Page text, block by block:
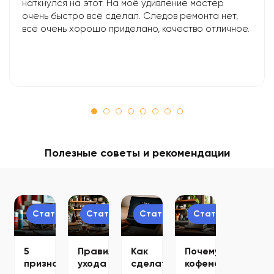
наткнулся на этот. На моё удивление мастер
очень быстро всё сделал. Следов ремонта нет,
всё очень хорошо приделано, качество отличное.
Полезные советы и рекомендации
Статьи
5
признаков,
Статьи
Правила
ухода
Статьи
Как
сделать
Статьи
Почему
кофемашина